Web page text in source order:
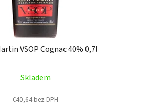
VSOP Cognac 40% 0,7l
Skladem
€40,64 bez DPH